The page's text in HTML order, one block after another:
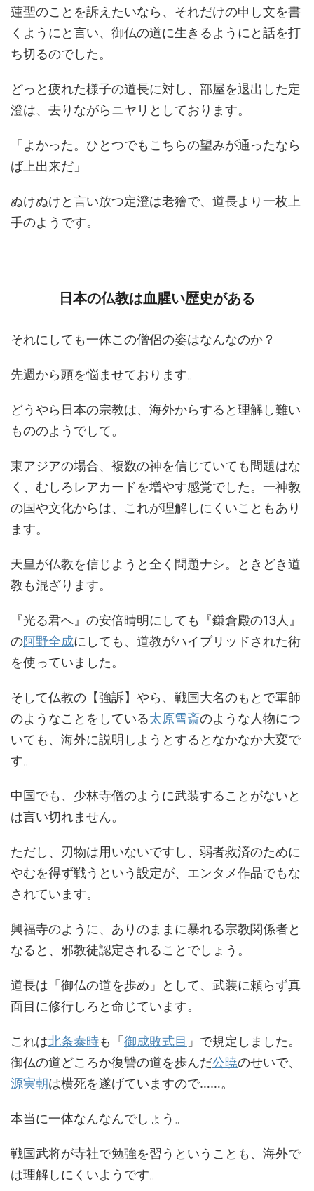
蓮聖のことを訴えたいなら、それだけの申し文を書
くようにと言い、御仏の道に生きるようにと話を打
ち切るのでした。
どっと疲れた様子の道長に対し、部屋を退出した定
澄は、去りながらニヤリとしております。
「よかった。ひとつでもこちらの望みが通ったなら
ば上出来だ」
ぬけぬけと言い放つ定澄は老獪で、道長より一枚上
手のようです。
日本の仏教は血腥い歴史がある
それにしても一体この僧侶の姿はなんなのか？
先週から頭を悩ませております。
どうやら日本の宗教は、海外からすると理解し難い
もののようでして。
東アジアの場合、複数の神を信じていても問題はな
く、むしろレアカードを増やす感覚でした。一神教
の国や文化からは、これが理解しにくいこともあり
ます。
天皇が仏教を信じようと全く問題ナシ。ときどき道
教も混ざります。
『光る君へ』の安倍晴明にしても『鎌倉殿の13人』
の阿野全成にしても、道教がハイブリッドされた術
を使っていました。
そして仏教の【強訴】やら、戦国大名のもとで軍師
のようなことをしている太原雪斎のような人物につ
いても、海外に説明しようとするとなかなか大変で
す。
中国でも、少林寺僧のように武装することがないと
は言い切れません。
ただし、刃物は用いないですし、弱者救済のために
やむを得ず戦うという設定が、エンタメ作品でもな
されています。
興福寺のように、ありのままに暴れる宗教関係者と
なると、邪教徒認定されることでしょう。
道長は「御仏の道を歩め」として、武装に頼らず真
面目に修行しろと命じています。
これは北条泰時も「 御成敗式目 」で規定しました。
御仏の道どころか復讐の道を歩んだ公暁のせいで、
源実朝は横死を遂げていますので……。
本当に一体なんなんでしょう。
戦国武将が寺社で勉強を習うということも、海外で
は理解しにくいようです。